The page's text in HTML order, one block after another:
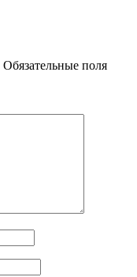
Обязательные поля